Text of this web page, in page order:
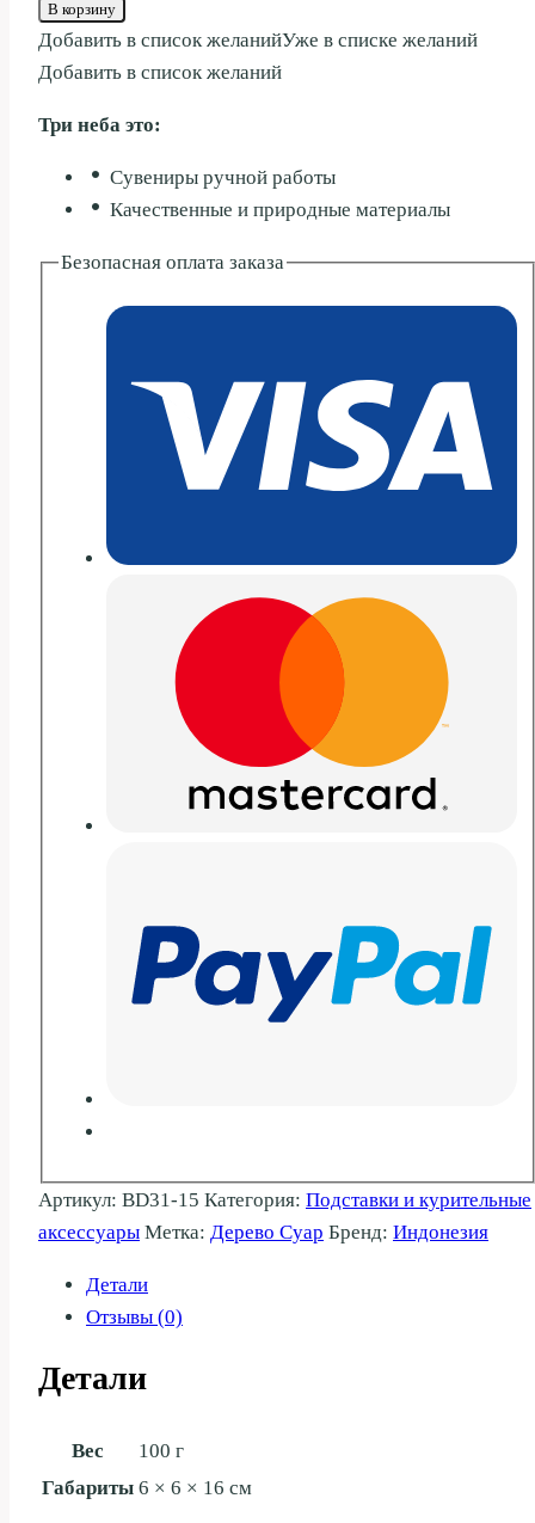
ПЕПЕЛЬНИЦА
ФАЛЛОС
В корзину
Добавить в список желанийУже в списке желаний
Добавить в список желаний
Три неба это:
Сувениры ручной работы
Качественные и природные материалы
Безопасная оплата заказа
Артикул: BD31-15 Категория: Подставки и курительные
аксессуары Метка: Дерево Суар Бренд: Индонезия
Детали
Отзывы (0)
Детали
Вес
100 г
Габариты 6 × 6 × 16 см